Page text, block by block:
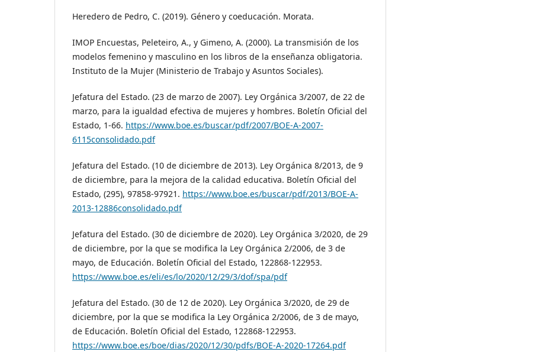
Heredero de Pedro, C. (2019). Género y coeducación. Morata.
IMOP Encuestas, Peleteiro, A., y Gimeno, A. (2000). La transmisión de los
modelos femenino y masculino en los libros de la enseñanza obligatoria.
Instituto de la Mujer (Ministerio de Trabajo y Asuntos Sociales).
Jefatura del Estado. (23 de marzo de 2007). Ley Orgánica 3/2007, de 22 de
marzo, para la igualdad efectiva de mujeres y hombres. Boletín Oficial del
Estado, 1-66. https://www.boe.es/buscar/pdf/2007/BOE-A-2007-
6115consolidado.pdf
Jefatura del Estado. (10 de diciembre de 2013). Ley Orgánica 8/2013, de 9
de diciembre, para la mejora de la calidad educativa. Boletín Oficial del
Estado, (295), 97858-97921. https://www.boe.es/buscar/pdf/2013/BOE-A-
2013-12886consolidado.pdf
Jefatura del Estado. (30 de diciembre de 2020). Ley Orgánica 3/2020, de 29
de diciembre, por la que se modifica la Ley Orgánica 2/2006, de 3 de
mayo, de Educación. Boletín Oficial del Estado, 122868-122953.
https://www.boe.es/eli/es/lo/2020/12/29/3/dof/spa/pdf
Jefatura del Estado. (30 de 12 de 2020). Ley Orgánica 3/2020, de 29 de
diciembre, por la que se modifica la Ley Orgánica 2/2006, de 3 de mayo,
de Educación. Boletín Oficial del Estado, 122868-122953.
https://www.boe.es/boe/dias/2020/12/30/pdfs/BOE-A-2020-17264.pdf